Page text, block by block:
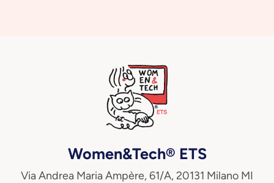
Women&Tech® ETS
Via Andrea Maria Ampère, 61/A, 20131 Milano MI